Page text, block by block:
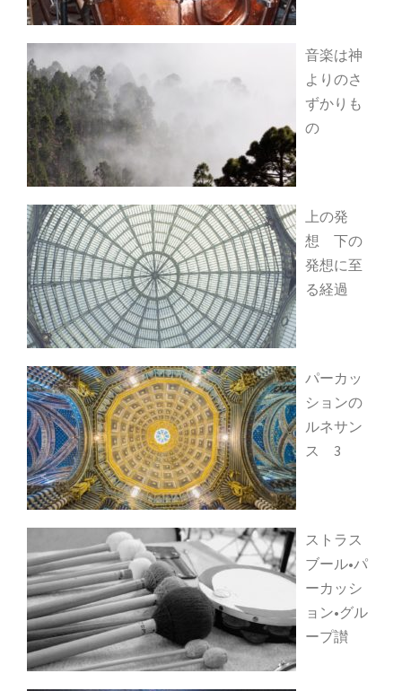
音楽は神
よりのさ
ずかりも
の
上の発
想 下の
発想に至
る経過
パーカッ
ションの
ルネサン
ス 3
ストラス
ブール•パ
ーカッシ
ョン•グル
ープ讃